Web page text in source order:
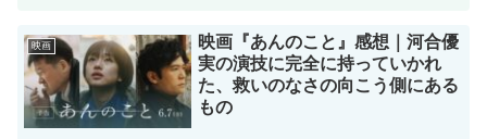
映画
映画『あんのこと』感想｜河合優
実の演技に完全に持っていかれ
た、救いのなさの向こう側にある
もの